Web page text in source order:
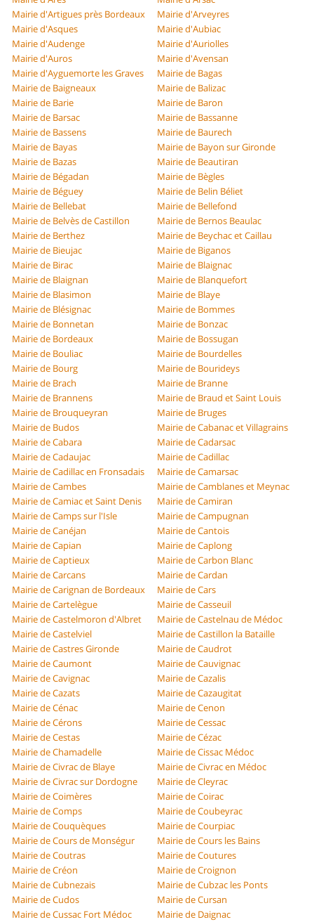
Mairie d'Artigues près Bordeaux
Mairie d'Arveyres
Mairie d'Asques
Mairie d'Aubiac
Mairie d'Audenge
Mairie d'Auriolles
Mairie d'Auros
Mairie d'Avensan
Mairie d'Ayguemorte les Graves
Mairie de Bagas
Mairie de Baigneaux
Mairie de Balizac
Mairie de Barie
Mairie de Baron
Mairie de Barsac
Mairie de Bassanne
Mairie de Bassens
Mairie de Baurech
Mairie de Bayas
Mairie de Bayon sur Gironde
Mairie de Bazas
Mairie de Beautiran
Mairie de Bégadan
Mairie de Bègles
Mairie de Béguey
Mairie de Belin Béliet
Mairie de Bellebat
Mairie de Bellefond
Mairie de Belvès de Castillon
Mairie de Bernos Beaulac
Mairie de Berthez
Mairie de Beychac et Caillau
Mairie de Bieujac
Mairie de Biganos
Mairie de Birac
Mairie de Blaignac
Mairie de Blaignan
Mairie de Blanquefort
Mairie de Blasimon
Mairie de Blaye
Mairie de Blésignac
Mairie de Bommes
Mairie de Bonnetan
Mairie de Bonzac
Mairie de Bordeaux
Mairie de Bossugan
Mairie de Bouliac
Mairie de Bourdelles
Mairie de Bourg
Mairie de Bourideys
Mairie de Brach
Mairie de Branne
Mairie de Brannens
Mairie de Braud et Saint Louis
Mairie de Brouqueyran
Mairie de Bruges
Mairie de Budos
Mairie de Cabanac et Villagrains
Mairie de Cabara
Mairie de Cadarsac
Mairie de Cadaujac
Mairie de Cadillac
Mairie de Cadillac en Fronsadais
Mairie de Camarsac
Mairie de Cambes
Mairie de Camblanes et Meynac
Mairie de Camiac et Saint Denis
Mairie de Camiran
Mairie de Camps sur l'Isle
Mairie de Campugnan
Mairie de Canéjan
Mairie de Cantois
Mairie de Capian
Mairie de Caplong
Mairie de Captieux
Mairie de Carbon Blanc
Mairie de Carcans
Mairie de Cardan
Mairie de Carignan de Bordeaux
Mairie de Cars
Mairie de Cartelègue
Mairie de Casseuil
Mairie de Castelmoron d'Albret
Mairie de Castelnau de Médoc
Mairie de Castelviel
Mairie de Castillon la Bataille
Mairie de Castres Gironde
Mairie de Caudrot
Mairie de Caumont
Mairie de Cauvignac
Mairie de Cavignac
Mairie de Cazalis
Mairie de Cazats
Mairie de Cazaugitat
Mairie de Cénac
Mairie de Cenon
Mairie de Cérons
Mairie de Cessac
Mairie de Cestas
Mairie de Cézac
Mairie de Chamadelle
Mairie de Cissac Médoc
Mairie de Civrac de Blaye
Mairie de Civrac en Médoc
Mairie de Civrac sur Dordogne
Mairie de Cleyrac
Mairie de Coimères
Mairie de Coirac
Mairie de Comps
Mairie de Coubeyrac
Mairie de Couquèques
Mairie de Courpiac
Mairie de Cours de Monségur
Mairie de Cours les Bains
Mairie de Coutras
Mairie de Coutures
Mairie de Créon
Mairie de Croignon
Mairie de Cubnezais
Mairie de Cubzac les Ponts
Mairie de Cudos
Mairie de Cursan
Mairie de Cussac Fort Médoc
Mairie de Daignac